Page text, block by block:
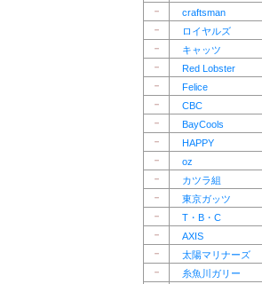
－
craftsman
－
ロイヤルズ
－
キャッツ
－
Red Lobster
－
Felice
－
CBC
－
BayCools
－
HAPPY
－
oz
－
カツラ組
－
東京ガッツ
－
T・B・C
－
AXIS
－
太陽マリナーズ
－
糸魚川ガリー